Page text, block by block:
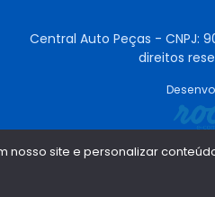
Central Auto Peças - CNPJ:
direitos
site e personalizar